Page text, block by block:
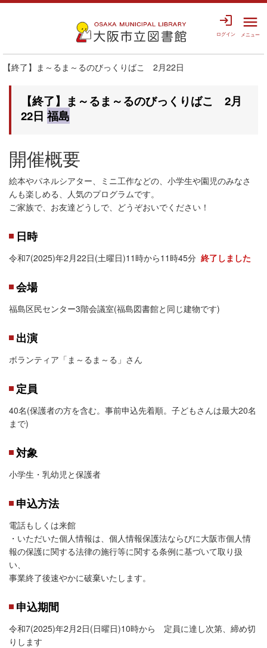
login
ログイン
menu
メニュー
【終了】ま～るま～るのびっくりばこ 2月22日
【終了】ま～るま～るのびっくりばこ 2月
22日福島
開催概要
絵本やパネルシアター、ミニ工作などの、小学生や園児のみなさ
んも楽しめる、人気のプログラムです。
ご家族で、お友達どうしで、どうぞおいでください！
日時
令和7(2025)年2月22日(土曜日)11時から11時45分 終了しました
会場
福島区民センター3階会議室(福島図書館と同じ建物です)
出演
ボランティア「ま～るま～る」さん
定員
40名(保護者の方を含む。事前申込先着順。子どもさんは最大20名
まで)
対象
小学生・乳幼児と保護者
申込方法
電話もしくは来館
・いただいた個人情報は、個人情報保護法ならびに大阪市個人情
報の保護に関する法律の施行等に関する条例に基づいて取り扱
い、
事業終了後速やかに破棄いたします。
申込期間
令和7(2025)年2月2日(日曜日)10時から 定員に達し次第、締め切
りします